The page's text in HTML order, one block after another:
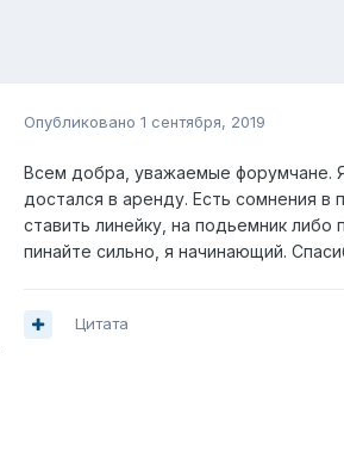
Опубликовано 1 сентября, 2019
Всем добра, уважаемые форумчане.
достался в аренду. Есть сомнения
ставить линейку, на подьемник
пинайте сильно, я начинающий.
Цитата